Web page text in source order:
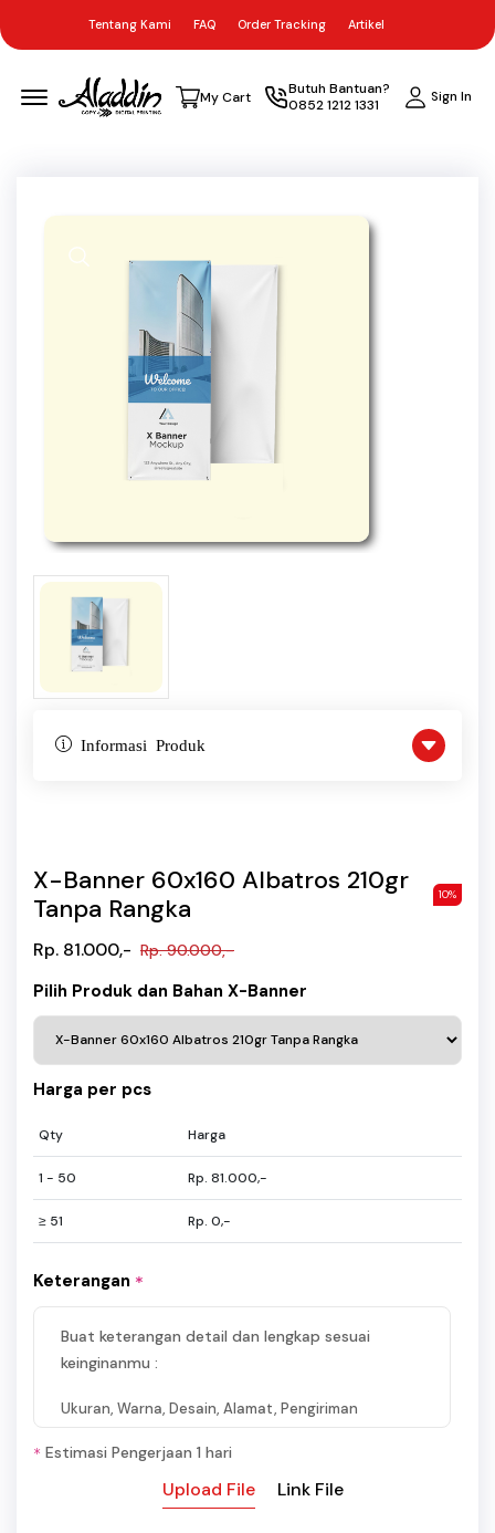
Tentang Kami FAQ Order Tracking Artikel
Menu Open
My Cart
Butuh Bantuan?
0852 1212 1331
Sign In
Informasi Produk
X-Banner 60x160 Albatros 210gr
Tanpa Rangka
10%
Rp. 81.000,- Rp. 90.000,-
Pilih Produk dan Bahan X-Banner
Harga per pcs
Qty Harga
1 - 50 Rp. 81.000,-
≥ 51 Rp. 0,-
Keterangan *
Buat keterangan detail dan lengkap sesuai
keinginanmu :
Ukuran, Warna, Desain, Alamat, Pengiriman
* Estimasi Pengerjaan 1 hari
Upload File Link File